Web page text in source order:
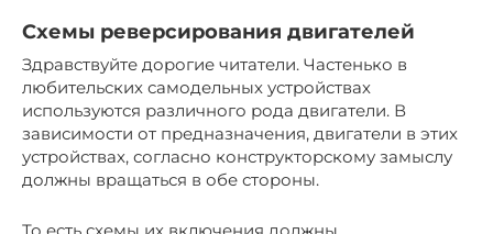
Схемы реверсирования двигателей
Здравствуйте дорогие читатели. Частенько в
любительских самодельных устройствах
используются различного рода двигатели. В
зависимости от предназначения, двигатели в этих
устройствах, согласно конструкторскому замыслу
должны вращаться в обе стороны.